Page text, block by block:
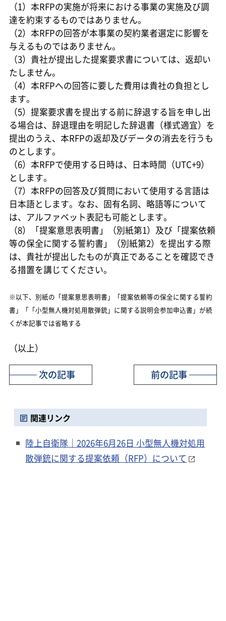
（1）本RFPの実施が将来における事業の実施及び調
達を約束するものではありません。
（2）本RFPの回答が本事業の契約業者選定に影響を
与えるものではありません。
（3）貴社が提出した提案要求書については、返却い
たしません。
（4）本RFPへの回答に要した費用は貴社の負担とし
ます。
（5）提案要求書を提出する前に辞退する旨を申し出
る場合は、辞退理由を明記した辞退書（様式適宜）を
提出のうえ、本RFPの返却及びデータの消去を行うも
のとします。
（6）本RFPで使用する日時は、日本時間（UTC+9）
とします。
（7）本RFPの回答及び質問において使用する言語は
日本語とします。なお、固有名詞、略語等について
は、アルファベット表記も可能とします。
（8）「提案意思表明書」（別紙第1）及び「提案依頼
等の保全に関する誓約書」（別紙第2）を提出する際
は、貴社が提出したものが真正であることを確認でき
る措置を講じてください。
※以下、別紙の「提案意思表明書」「提案依頼等の保全に関する誓約
書」「「小型無人機対処用散弾銃」に関する説明会参加申込書」が続
くが本記事では省略する
（以上）
前の記事
次の記事
関連リンク
陸上自衛隊｜2026年6月26日 小型無人機対処用
散弾銃に関する提案依頼（RFP）について